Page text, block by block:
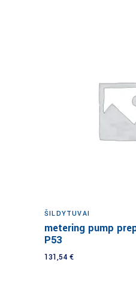
ŠILDYTUVAI
metering pump
P53
131,54 €